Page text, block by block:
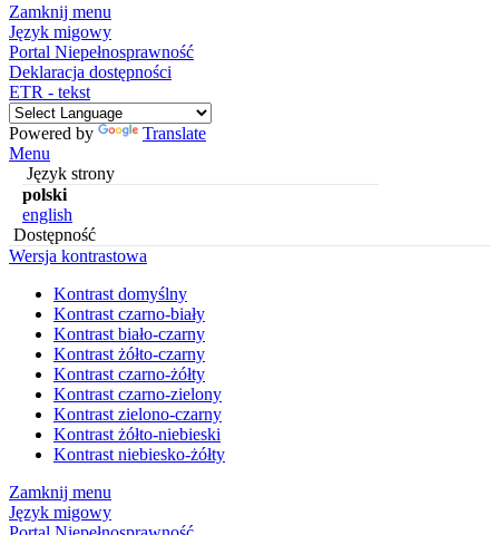
Zamknij menu
Język migowy
Portal Niepełnosprawność
Deklaracja dostępności
ETR - tekst
Powered by
Translate
Menu
Język strony
polski
english
Dostępność
Wersja kontrastowa
Kontrast domyślny
Kontrast czarno-biały
Kontrast biało-czarny
Kontrast żółto-czarny
Kontrast czarno-żółty
Kontrast czarno-zielony
Kontrast zielono-czarny
Kontrast żółto-niebieski
Kontrast niebiesko-żółty
Zamknij menu
Język migowy